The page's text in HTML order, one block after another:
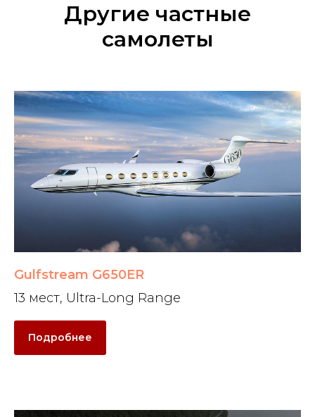
Другие частные
самолеты
Gulfstream G650ER
13 мест, Ultra-Long Range
Подробнее